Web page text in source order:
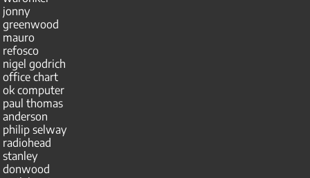
jonny
greenwood
mauro
refosco
nigel godrich
office chart
ok computer
paul thomas
anderson
philip selway
radiohead
stanley
donwood